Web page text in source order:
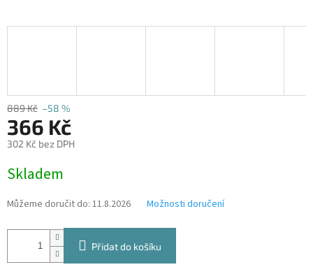
889 Kč –58 %
366 Kč
302 Kč bez DPH
cena:
Skladem
Můžeme doručit do: 11.8.2026 Možnosti doručení
Přidat do košíku